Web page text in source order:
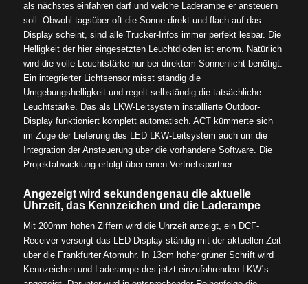
als nächstes einfahren darf und welche Laderampe er ansteuern
soll. Obwohl tagsüber oft die Sonne direkt und flach auf das
Display scheint, sind alle Trucker-Infos immer perfekt lesbar. Die
Helligkeit der hier eingesetzten Leuchtdioden ist enorm. Natürlich
wird die volle Leuchtstärke nur bei direktem Sonnenlicht benötigt.
Ein integrierter Lichtsensor misst ständig die
Umgebungshelligkeit und regelt selbständig die tatsächliche
Leuchtstärke. Das als LKW-Leitsystem installierte Outdoor-
Display funktioniert komplett automatisch. ACT kümmerte sich
im Zuge der Lieferung des LED LKW-Leitsystem auch um die
Integration der Ansteuerung über die vorhandene Software. Die
Projektabwicklung erfolgt über einen Vertriebspartner.
Angezeigt wird sekundengenau die aktuelle
Uhrzeit, das Kennzeichen und die Laderampe
Mit 200mm hohen Ziffern wird die Uhrzeit anzeigt, ein DCF-
Receiver versorgt das LED-Display ständig mit der aktuellen Zeit
über die Frankfurter Atomuhr. In 13cm hoher grüner Schrift wird
Kennzeichen und Laderampe des jetzt einzufahrenden LKW´s